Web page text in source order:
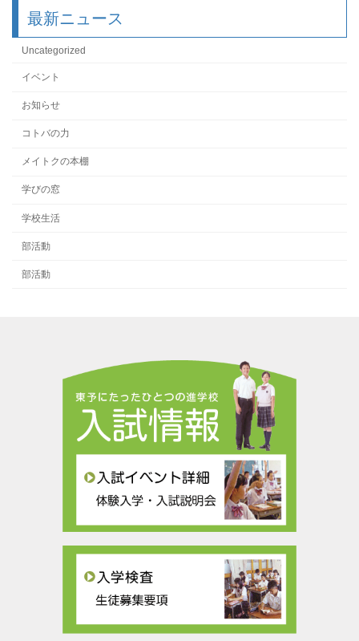
最新ニュース
Uncategorized
イベント
お知らせ
コトバの力
メイトクの本棚
学びの窓
学校生活
部活動
部活動